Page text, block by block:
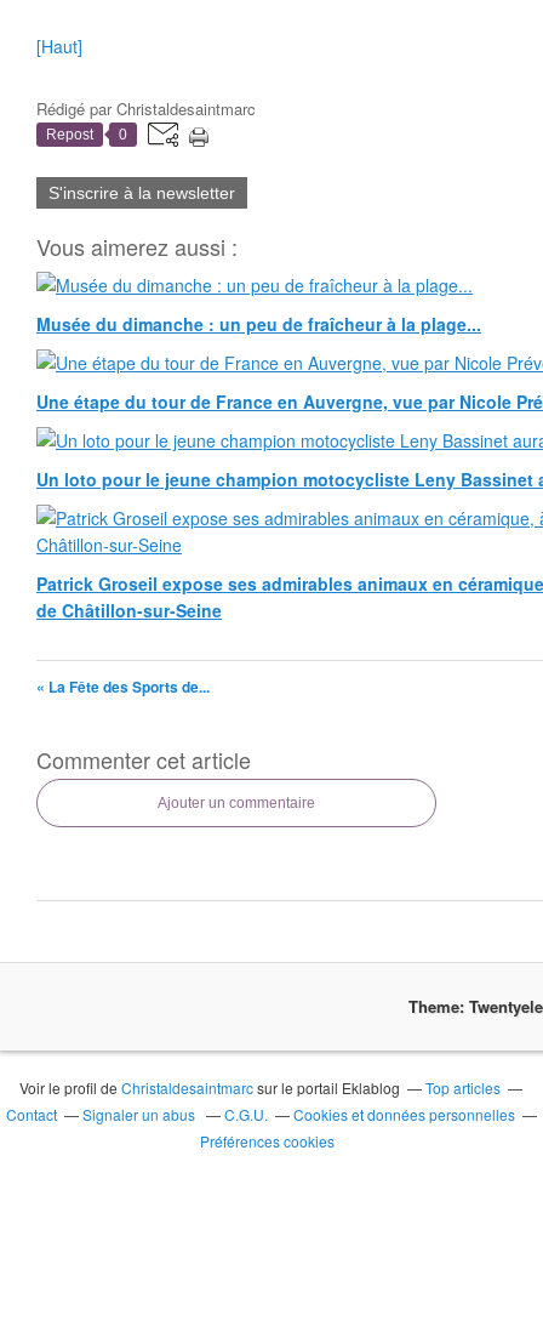
[Haut]
Rédigé parChristaldesaintmarc
Repost 0
S'inscrire à la newsletter
Vous aimerez aussi :
Musée du dimanche : un peu de fraîcheur à la plage...
Une étape du tour de France en Auvergne, vue par Nicole
Un loto pour le jeune champion motocycliste Leny Bassinet
Patrick Groseil expose ses admirables animaux en
de Châtillon-sur-Seine
« La Fête des Sports de...
Commenter cet article
Ajouter un commentaire
Theme:
Voir le profil deChristaldesaintmarcsur le portail Eklablog
Top articles
Contact
Signaler un abus C.G.U.
Cookies et données personnelles
Préférences cookies